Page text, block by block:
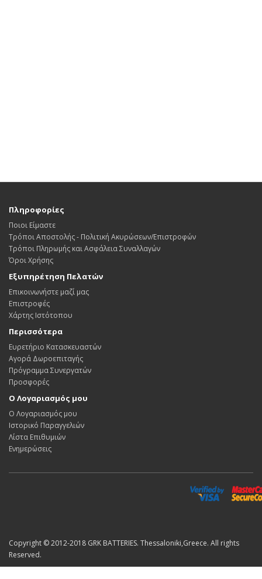
Πληροφορίες
Ποιοι Είμαστε
Τρόποι Αποστολής - Πολιτική Ακυρώσεων/Επιστροφών
Τρόποι Πληρωμής και Ασφάλεια Συναλλαγών
Όροι Χρήσης
Εξυπηρέτηση Πελατών
Επικοινωνήστε μαζί μας
Επιστροφές
Χάρτης Ιστότοπου
Περισσότερα
Ευρετήριο Κατασκευαστών
Αγορά Δωροεπιταγής
Πρόγραμμα Συνεργατών
Προσφορές
Ο Λογαριασμός μου
Ο Λογαριασμός μου
Ιστορικό Παραγγελιών
Λίστα Επιθυμιών
Ενημερώσεις
Copyright © 2012-2018 GRK BATTERIES. Thessaloniki,Greece. All rights
Reserved.